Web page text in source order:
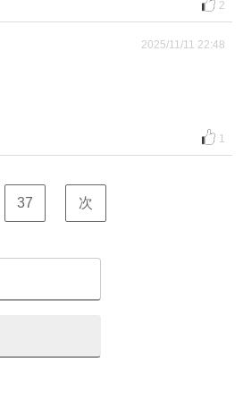
2
2025/11/11 22:48
1
37 次